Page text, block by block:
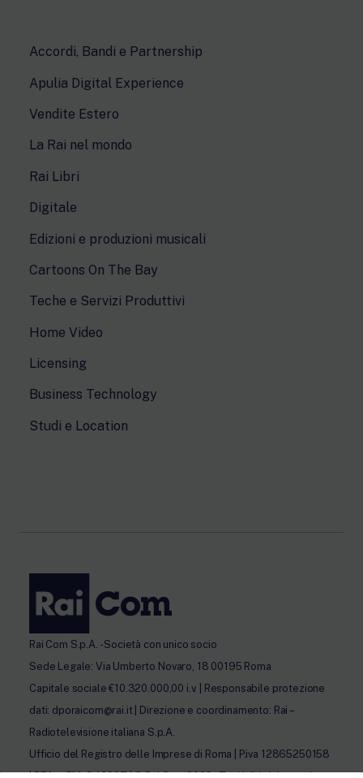
Accordi, Bandi e Partnership
Apulia Digital Experience
Vendite Estero
La Rai nel mondo
Rai Libri
Digitale
Edizioni e produzioni musicali
Cartoons On The Bay
Teche e Servizi Produttivi
Home Video
Licensing
Business Technology
Studi e Location
Rai Com S.p.A. - Società con unico socio
Sede Legale: Via Umberto Novaro, 18 00195 Roma
Capitale sociale €10.320.000,00 i.v. | Responsabile protezione
dati: dporaicom@rai.it | Direzione e coordinamento: Rai –
Radiotelevisione italiana S.p.A.
Ufficio del Registro delle Imprese di Roma | P.iva 12865250158